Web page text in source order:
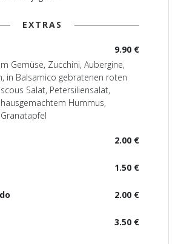
EXTRAS
9.90 €
Gemüse, Zucchini, Aubergine,
in Balsamico gebratenen roten
Salat, Petersiliensalat,
Hummus,
2.00 €
1.50 €
2.00 €
3.50 €